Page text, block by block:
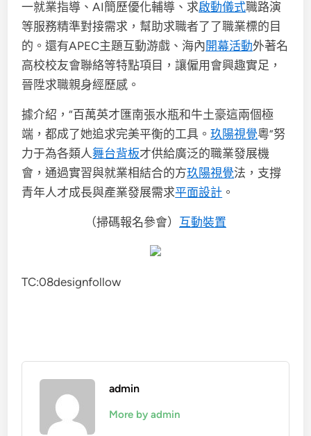
一就業指導、AI簡歷優化輔導、求啟動儀式職路演
等服務精準對接需求，幫助求職者了了職業標的目
的。還有APEC主題互動游戲、海內開幕活動外著名
高校校友會聯絡等特點項目，讓僱用會興趣實足，
晉陞求職親身經歷感。
據介紹，“百萬英才匯南張水瓶和牛土豪這兩個極
端，都成了她追求完美平衡的工具。玖陽視覺粵”努
力于為各類人舞台背板才供給廣泛的職業發展機
會，通過實習與就業相結合的方玖陽視覺法，支撐
青年人才成長與產業發展需求平面設計 。
（掃碼報名參會） 互動裝置
TC:08designfollow
admin
More by admin